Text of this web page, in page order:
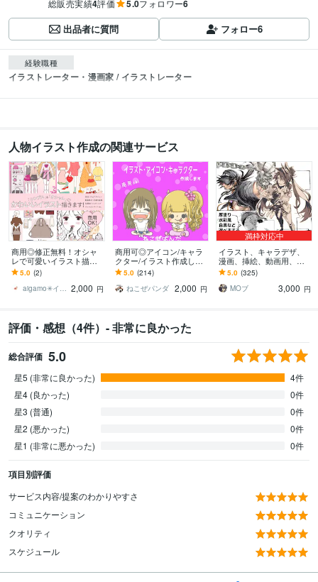
総販売実績4評価 5.0フォロワー6
出品者に質問 フォロー6
経験職種
イラストレーター・漫画家 / イラストレーター
人物イラスト作成の関連サービス
商用◎修正無料！オシャ
レで可愛いイラスト描き
ます 美容など女性向け実
績多数！人物｜立ち絵｜
ファッション｜コスメ
5.0 (2)
aigamo✳︎イラスト×デザイン 2,000 円
商用可◎アイコン/キャラ
クター/イラスト作成しま
す ゆるーくかわいいイラ
ストを作成します。お気
軽にご相談ください
5.0 (214)
ねこぜパンダ 2,000 円
満枠対応中
イラスト、キャラデザ、
漫画、挿絵、動画用、描
きます 少年少女、筋肉お
じさん、人外ケモノ獣
人、ご予算内、複数枚OK
5.0 (325)
MOブ
3,000 円
評価・感想（4件）- 非常に良かった
総合評価 5.0
星5 (非常に良かった)
4件
星4 (良かった)
0件
星3 (普通)
0件
星2 (悪かった)
0件
星1 (非常に悪かった)
0件
項目別評価
サービス内容/提案のわかりやすさ
コミュニケーション
クオリティ
スケジュール